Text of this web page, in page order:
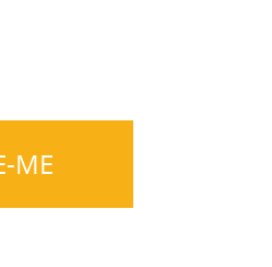
ME